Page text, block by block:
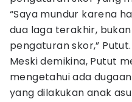
“Saya mundur karena
dua laga terakhir,
pengaturan skor,” Putut.
Meski demikina, Putut
mengetahui ada
yang dilakukan anak